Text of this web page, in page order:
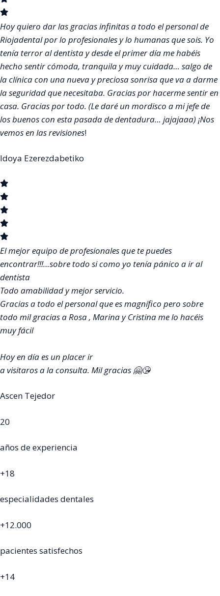
Hoy quiero dar las gracias infinitas a todo el personal de
Riojadental por lo profesionales y lo humanas que sois. Yo
tenía terror al dentista y desde el primer día me habéis
hecho sentir cómoda, tranquila y muy cuidada… salgo de
la clínica con una nueva y preciosa sonrisa que va a darme
la seguridad que necesitaba. Gracias por hacerme sentir en
casa. Gracias por todo. (Le daré un mordisco a mi jefe de
los buenos con esta pasada de dentadura… jajajaaa) ¡Nos
vemos en las revisiones!
Idoya Ezerezdabetiko
El mejor equipo de profesionales que te puedes
encontrar!!!…sobre todo si como yo tenía pánico a ir al
dentista
Todo amabilidad y mejor servicio.
Gracias a todo el personal que es magnífico pero sobre
todo mil gracias a Rosa , Marina y Cristina me lo hacéis
muy fácil
Hoy en día es un placer ir
a visitaros a la consulta. Mil gracias 🤗😘
Ascen Tejedor
20
años de experiencia
+18
especialidades dentales
+12.000
pacientes satisfechos
+14